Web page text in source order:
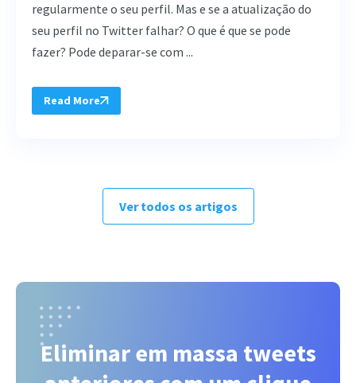
regularmente o seu perfil. Mas e se a atualização do
seu perfil no Twitter falhar? O que é que se pode
fazer? Pode deparar-se com ...
Read More
Ver todos os artigos
Eliminar em massa tweets